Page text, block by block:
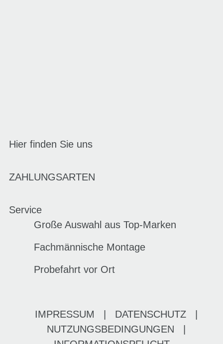
Hier finden Sie uns
ZAHLUNGSARTEN
Service
Große Auswahl aus Top-Marken
Fachmännische Montage
Probefahrt vor Ort
IMPRESSUM DATENSCHUTZ
NUTZUNGSBEDINGUNGEN